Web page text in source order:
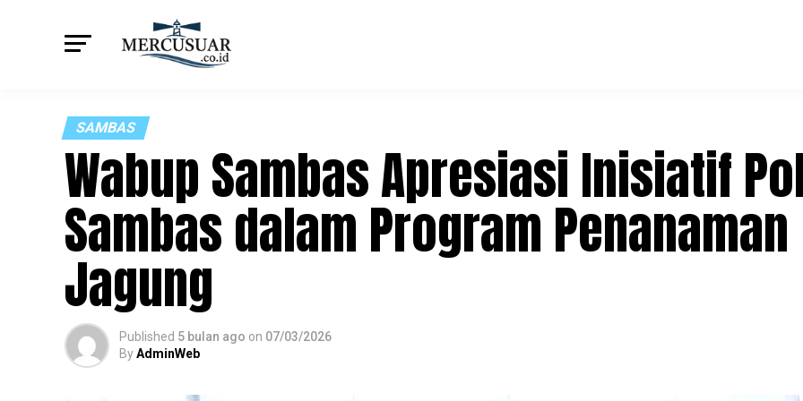
SAMBAS
Wabup Sambas Apresiasi Inisiatif
Sambas dalam Program Penanaman
Jagung
Published 5 bulan ago on 07/03/2026
ByAdminWeb